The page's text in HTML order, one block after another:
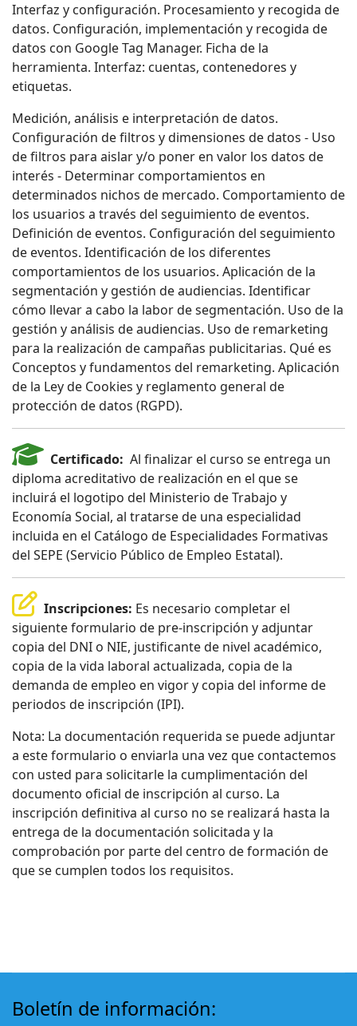
Interfaz y configuración. Procesamiento y recogida de
datos. Configuración, implementación y recogida de
datos con Google Tag Manager. Ficha de la
herramienta. Interfaz: cuentas, contenedores y
etiquetas.
Medición, análisis e interpretación de datos.
Configuración de filtros y dimensiones de datos - Uso
de filtros para aislar y/o poner en valor los datos de
interés - Determinar comportamientos en
determinados nichos de mercado. Comportamiento de
los usuarios a través del seguimiento de eventos.
Definición de eventos. Configuración del seguimiento
de eventos. Identificación de los diferentes
comportamientos de los usuarios. Aplicación de la
segmentación y gestión de audiencias. Identificar
cómo llevar a cabo la labor de segmentación. Uso de la
gestión y análisis de audiencias. Uso de remarketing
para la realización de campañas publicitarias. Qué es
Conceptos y fundamentos del remarketing. Aplicación
de la Ley de Cookies y reglamento general de
protección de datos (RGPD).
Certificado: Al finalizar el curso se entrega un
diploma acreditativo de realización en el que se
incluirá el logotipo del Ministerio de Trabajo y
Economía Social, al tratarse de una especialidad
incluida en el Catálogo de Especialidades Formativas
del SEPE (Servicio Público de Empleo Estatal).
Inscripciones: Es necesario completar el
siguiente formulario de pre-inscripción y adjuntar
copia del DNI o NIE, justificante de nivel académico,
copia de la vida laboral actualizada, copia de la
demanda de empleo en vigor y copia del informe de
periodos de inscripción (IPI).
Nota: La documentación requerida se puede adjuntar
a este formulario o enviarla una vez que contactemos
con usted para solicitarle la cumplimentación del
documento oficial de inscripción al curso. La
inscripción definitiva al curso no se realizará hasta la
entrega de la documentación solicitada y la
comprobación por parte del centro de formación de
que se cumplen todos los requisitos.
Boletín de información: